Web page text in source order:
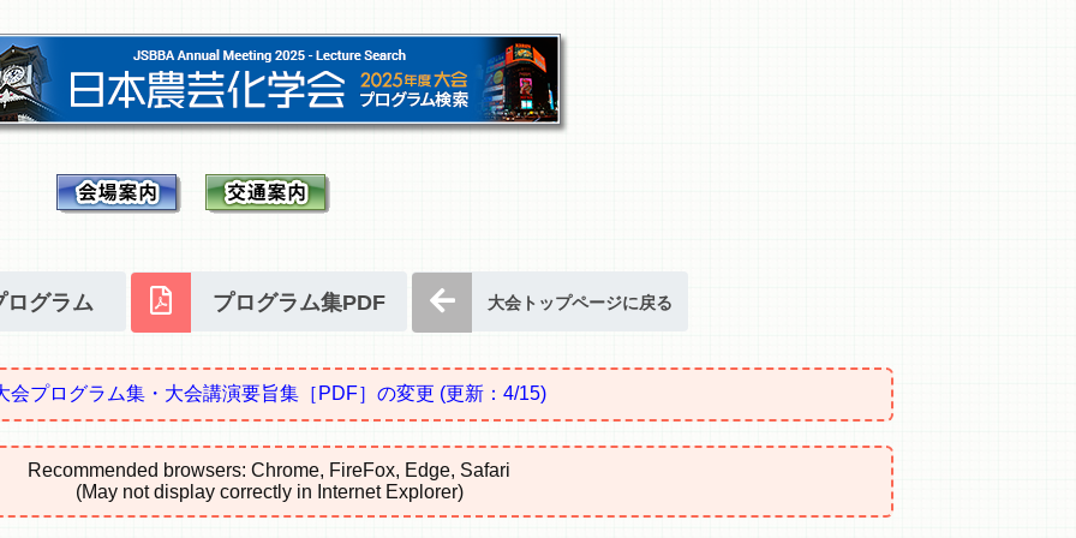
ログラム プログラム集PDF 大会トップページに戻る
会プログラム集・大会講演要旨集［PDF］の変更 (更新：4/15)
Recommended browsers: Chrome, FireFox, Edge, Safari
(May not display correctly in Internet Explorer)